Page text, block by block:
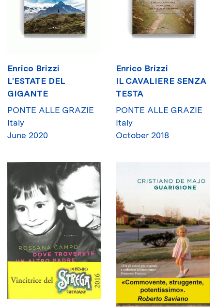
Enrico Brizzi
L'ESTATE DEL
GIGANTE
PONTE ALLE GRAZIE
Italy
June 2020
Enrico Brizzi
IL CAVALIERE SENZA
TESTA
PONTE ALLE GRAZIE
Italy
October 2018